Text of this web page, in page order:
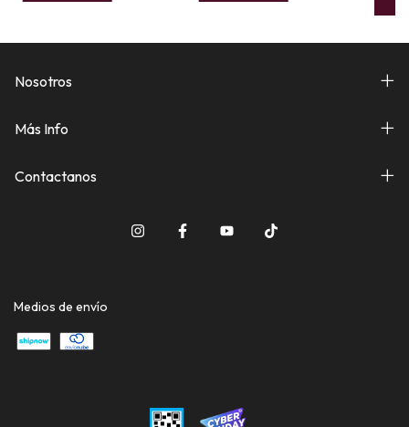
Nosotros
Más Info
Contactanos
Medios de envío